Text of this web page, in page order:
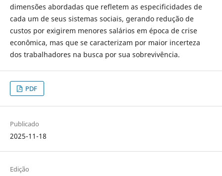
dimensões abordadas que refletem as especificidades de
cada um de seus sistemas sociais, gerando redução de
custos por exigirem menores salários em época de crise
econômica, mas que se caracterizam por maior incerteza
dos trabalhadores na busca por sua sobrevivência.
PDF
Publicado
2025-11-18
Edição